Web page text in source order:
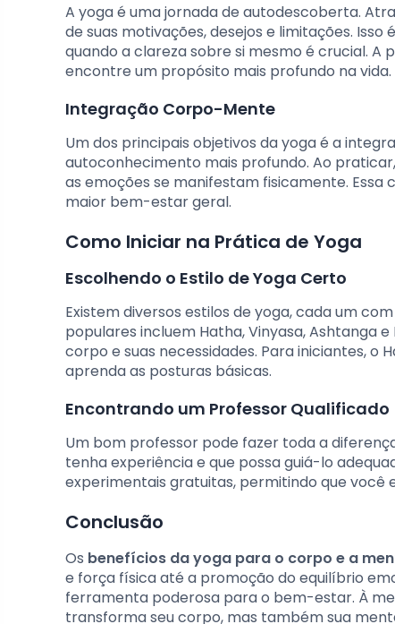
A yoga é uma jornada de autodescoberta.
de suas motivações, desejos e limitações.
quando a clareza sobre si mesmo é crucial.
encontre um propósito mais profundo na vida.
Integração Corpo-Mente
Um dos principais objetivos da yoga é a
autoconhecimento mais profundo. Ao
as emoções se manifestam fisicamente. Essa
maior bem-estar geral.
Como Iniciar na Prática de Yoga
Escolhendo o Estilo de Yoga Certo
Existem diversos estilos de yoga, cada um
populares incluem Hatha, Vinyasa, Ashtanga
corpo e suas necessidades. Para iniciantes, o
aprenda as posturas básicas.
Encontrando um Professor Qualificado
Um bom professor pode fazer toda a
tenha experiência e que possa guiá-lo
experimentais gratuitas, permitindo que você
Conclusão
Os benefícios da yoga para o corpo e a
e força física até a promoção do equilíbrio
ferramenta poderosa para o bem-estar. À
transforma seu corpo, mas também sua